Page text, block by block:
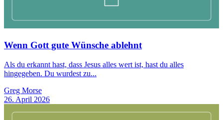
Wenn Gott gute Wünsche ablehnt
Als du erkannt hast, dass Jesus alles wert ist, hast du alles
hingegeben. Du wurdest zu...
Greg Morse
26. April 2026